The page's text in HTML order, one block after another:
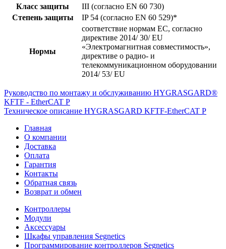
Класс защиты
III (согласно EN 60 730)
Степень защиты
IP 54 (согласно EN 60 529)*
Нормы
соответствие нормам ЕС, согласно
директиве 2014/ 30/ EU
«Электромагнитная совместимость»,
директиве о радио- и
телекоммуникационном оборудовании
2014/ 53/ EU
Руководство по монтажу и обслуживанию HYGRASGARD®
KFTF - EtherCAT P
Техническое описание HYGRASGARD KFTF-EtherCAT P
Главная
О компании
Доставка
Оплата
Гарантия
Контакты
Обратная связь
Возврат и обмен
Контроллеры
Модули
Аксессуары
Шкафы управления Segnetics
Программирование контроллеров Segnetics